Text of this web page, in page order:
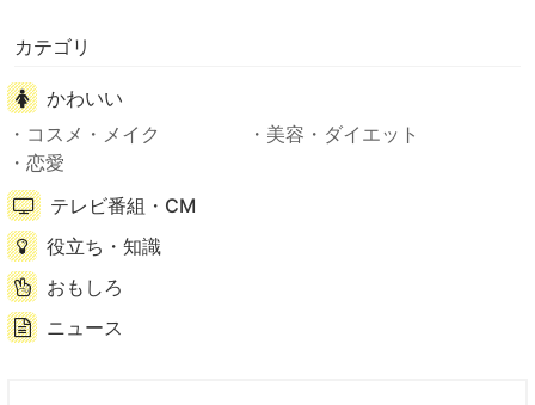
カテゴリ
かわいい
コスメ・メイク
美容・ダイエット
恋愛
テレビ番組・CM
役立ち・知識
おもしろ
ニュース